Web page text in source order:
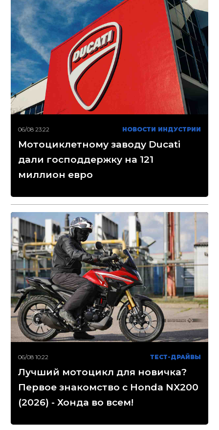
06/08 23:22 НОВОСТИ ИНДУСТРИИ
Мотоциклетному заводу Ducati
дали господдержку на 121
миллион евро
06/08 10:22 ТЕСТ-ДРАЙВЫ
Лучший мотоцикл для новичка?
Первое знакомство с Honda NX200
(2026) - Хонда во всем!